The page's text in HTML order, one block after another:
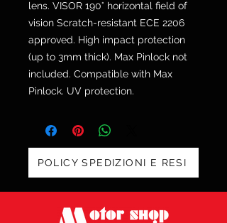
lens. VISOR 190° horizontal field of
vision Scratch-resistant ECE 2206
approved. High impact protection
(up to 3mm thick). Max Pinlock not
included. Compatible with Max
Pinlock. UV protection.
POLICY SPEDIZIONI E RESI